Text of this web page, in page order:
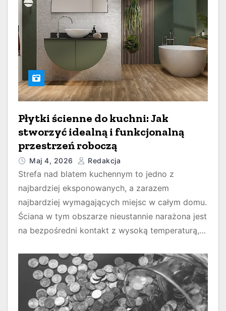
Płytki ścienne do kuchni: Jak
stworzyć idealną i funkcjonalną
przestrzeń roboczą
Maj 4, 2026 Redakcja
Strefa nad blatem kuchennym to jedno z
najbardziej eksponowanych, a zarazem
najbardziej wymagających miejsc w całym domu.
Ściana w tym obszarze nieustannie narażona jest
na bezpośredni kontakt z wysoką temperaturą,…